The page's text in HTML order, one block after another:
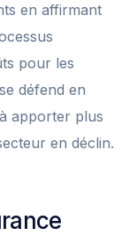
en affirmant
pour les
défend en
apporter plus
en déclin.